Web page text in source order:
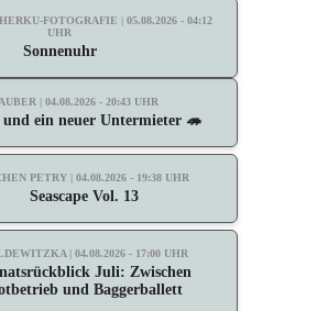
FOTOGRAFIE | 05.08.2026 - 04:12
UHR
Sonnenuhr
| 04.08.2026 - 20:43 UHR
ein neuer Untermieter 🦔
PETRY | 04.08.2026 - 19:38 UHR
Seascape Vol. 13
| 04.08.2026 - 17:00 UHR
Juli: Zwischen
und Baggerballett